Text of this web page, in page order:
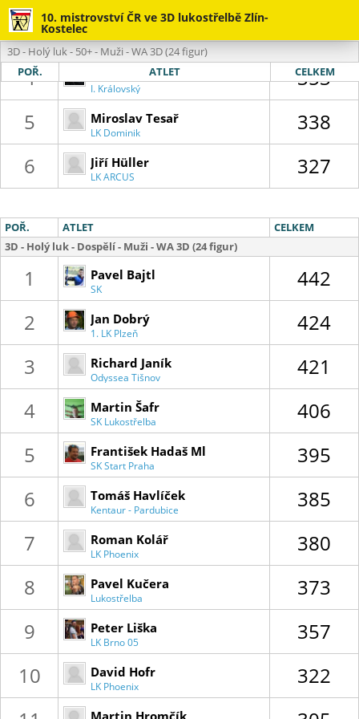
10. mistrovství ČR ve 3D lukostřelbě Zlín-
Kostelec
01 :
57
3D - Holý luk - 50+ - Muži - WA 3D (24 figur)
POŘ.
ATLET CELKEM
3 Josef Jelínek
SK Lukostřelba
Libichov
4
Marian Jurik
I. Královský
lukostřelecký
klub
353
5
Miroslav Tesař
LK Dominik
338
6
Jiří Hüller
LK ARCUS
Plzeň
327
POŘ. ATLET
CELKEM
3D - Holý luk - Dospělí - Muži - WA 3D (24 figur)
1 Pavel Bajtl
SK
Lukostřelba
Libichov
442
2
Jan Dobrý
1. LK Plzeň
1935
424
3
Richard Janík
Odyssea Tišnov
421
4
Martin Šafr
SK Lukostřelba
Libichov
406
5
František Hadaš Ml
HL
SK Start Praha
395
6
Tomáš Havlíček
Kentaur - Pardubice
385
7
Roman Kolář
LK Phoenix
Kostelec
380
8
Pavel Kučera
Lukostřelba
Olomouc
373
9
Peter Liška
LK Brno 05
357
10
David Hofr
LK Phoenix
Kostelec
322
Martin Hromčík